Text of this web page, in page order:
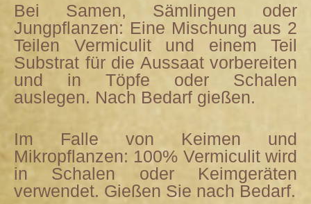
Bei Samen, Sämlingen oder
Jungpflanzen: Eine Mischung aus 2
Teilen Vermiculit und einem Teil
Substrat für die Aussaat vorbereiten
und in Töpfe oder Schalen
auslegen. Nach Bedarf gießen.
Im Falle von Keimen und
Mikropflanzen: 100% Vermiculit wird
in Schalen oder Keimgeräten
verwendet. Gießen Sie nach Bedarf.